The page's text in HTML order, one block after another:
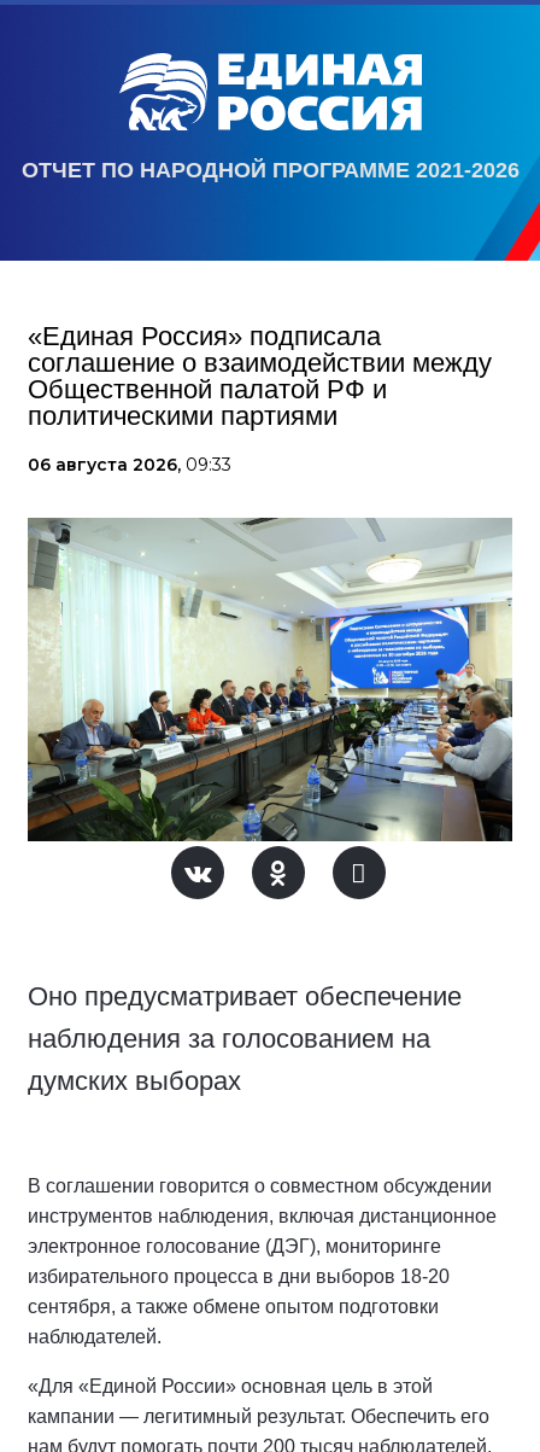
ОТЧЕТ ПО НАРОДНОЙ ПРОГРАММЕ 2021-2026
«Единая Россия» подписала
соглашение о взаимодействии между
Общественной палатой РФ и
политическими партиями
06 августа 2026, 09:33
Оно предусматривает обеспечение
наблюдения за голосованием на
думских выборах
В соглашении говорится о совместном обсуждении
инструментов наблюдения, включая дистанционное
электронное голосование (ДЭГ), мониторинге
избирательного процесса в дни выборов 18-20
сентября, а также обмене опытом подготовки
наблюдателей.
«Для «Единой России» основная цель в этой
кампании — легитимный результат. Обеспечить его
нам будут помогать почти 200 тысяч наблюдателей,